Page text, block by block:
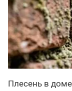
Плесень в